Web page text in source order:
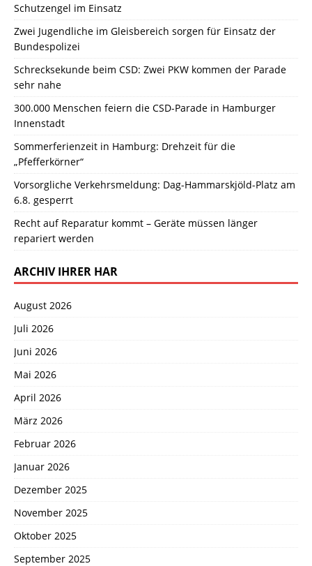
Schutzengel im Einsatz
Zwei Jugendliche im Gleisbereich sorgen für Einsatz der
Bundespolizei
Schrecksekunde beim CSD: Zwei PKW kommen der Parade
sehr nahe
300.000 Menschen feiern die CSD-Parade in Hamburger
Innenstadt
Sommerferienzeit in Hamburg: Drehzeit für die
„Pfefferkörner“
Vorsorgliche Verkehrsmeldung: Dag-Hammarskjöld-Platz am
6.8. gesperrt
Recht auf Reparatur kommt – Geräte müssen länger
repariert werden
ARCHIV IHRER HAR
August 2026
Juli 2026
Juni 2026
Mai 2026
April 2026
März 2026
Februar 2026
Januar 2026
Dezember 2025
November 2025
Oktober 2025
September 2025